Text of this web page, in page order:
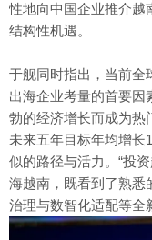
性地向中国企业推介越
结构性机遇。
于舰同时指出，当前全
出海企业考量的首要因
勃的经济增长而成为热
未来五年目标年均增长
似的路径与活力。“投
海越南，既看到了熟悉
治理与数智化适配等全